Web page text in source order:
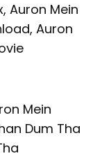
Auron Mein
Auron
Mein
Dum Tha